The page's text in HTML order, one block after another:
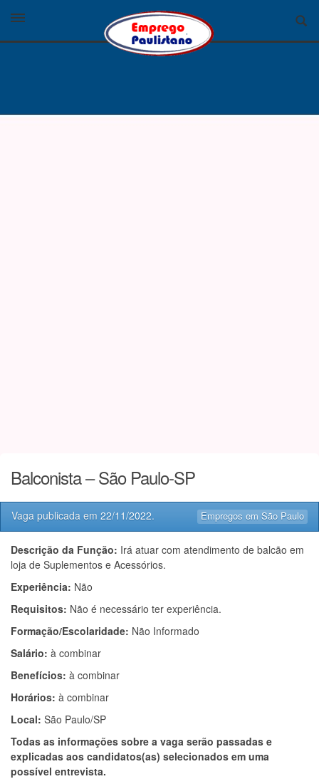
Balconista – São Paulo-SP
Empregos em São Paulo
Vaga publicada em 22/11/2022.
Descrição da Função: Irá atuar com atendimento de balcão em
loja de Suplementos e Acessórios.
Experiência: Não
Requisitos: Não é necessário ter experiência.
Formação/Escolaridade: Não Informado
Salário: à combinar
Benefícios: à combinar
Horários: à combinar
Local: São Paulo/SP
Todas as informações sobre a vaga serão passadas e
explicadas aos candidatos(as) selecionados em uma
possível entrevista.